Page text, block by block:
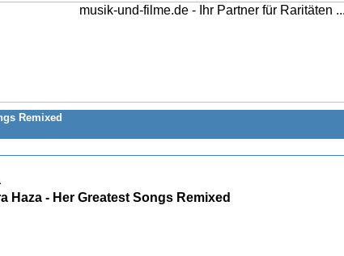
Remixed
Haza - Her Greatest Songs Remixed